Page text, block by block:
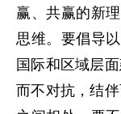
赢、共赢的新
思维。要倡导
国际和区域层
而不对抗，结